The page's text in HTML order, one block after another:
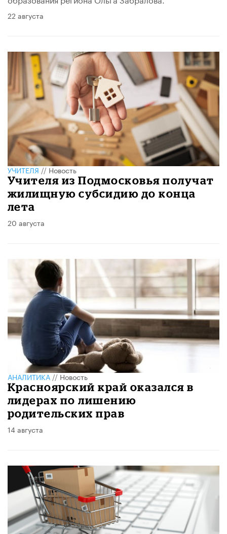
22 августа
УЧИТЕЛЯ//Новость
Учителя из Подмосковья получат
жилищную субсидию до конца
лета
20 августа
АНАЛИТИКА//Новость
Красноярский край оказался в
лидерах по лишению
родительских прав
14 августа